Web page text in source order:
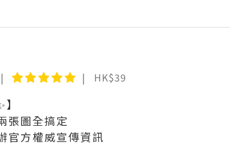
HK$39
張圖全搞定
官方權威宣傳資訊